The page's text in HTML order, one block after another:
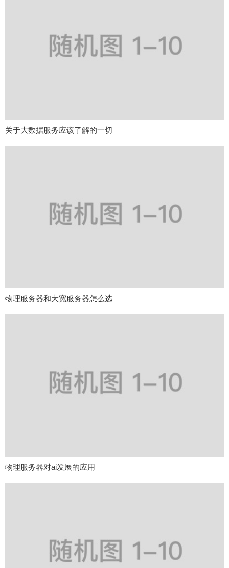
关于大数据服务应该了解的一切
物理服务器和大宽服务器怎么选
物理服务器对ai发展的应用